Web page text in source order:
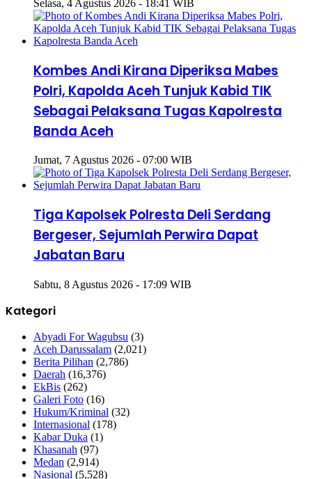
Selasa, 4 Agustus 2026 - 18:41 WIB
Kombes Andi Kirana Diperiksa Mabes
Polri, Kapolda Aceh Tunjuk Kabid TIK
Sebagai Pelaksana Tugas Kapolresta
Banda Aceh
Jumat, 7 Agustus 2026 - 07:00 WIB
Tiga Kapolsek Polresta Deli Serdang
Bergeser, Sejumlah Perwira Dapat
Jabatan Baru
Sabtu, 8 Agustus 2026 - 17:09 WIB
Kategori
Abyadi For Wagubsu (3)
Aceh Darussalam (2,021)
Berita Pilihan (2,786)
Daerah (16,376)
EkBis (262)
Galeri Foto (16)
Hukum/Kriminal (32)
Internasional (178)
Kabar Duka (1)
Khasanah (97)
Medan (2,914)
Nasional (5,528)